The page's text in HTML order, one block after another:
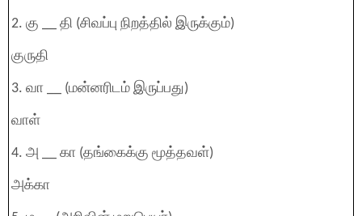
2. கு __ தி (சிவப்பு நிறத்தில் இருக்கும்)
குருதி
3. வா __ (மன்னரிடம் இருப்பது)
வாள்
4. அ __ கா (தங்கைக்கு மூத்தவள்)
அக்கா